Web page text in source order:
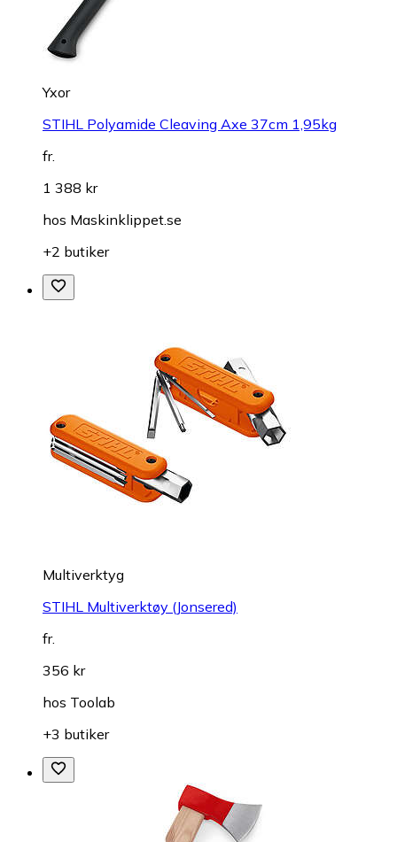
Yxor
STIHL Polyamide Cleaving Axe 37cm 1,95kg
fr.
1 388 kr
hos Maskinklippet.se
+2 butiker
Multiverktyg
STIHL Multiverktøy (Jonsered)
fr.
356 kr
hos Toolab
+3 butiker